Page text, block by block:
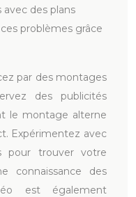
des plans
problèmes grâce
par des montages
des publicités
le montage alterne
Expérimentez avec
pour trouver votre
connaissance des
est également